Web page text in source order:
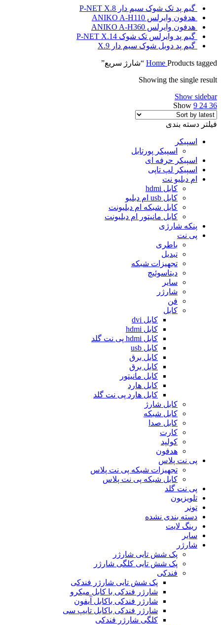
گیم پد تک شوک سیم دار P-NET X.8
هدفون وایرلس ANIKO A-H110
هدفون وایرلس ANIKO A-H360
گیم پد وایرلس تک شوک P-NET X.14
گیم پد دوبل شوک سیم دار X.9
Home Products tagged “شارژ سریع”
Showing the single result
Show sidebar
Show 9 24 36
فیلتر دسته بندی
اسپیکر
اسپیکر پورتابل
اسپیکر حرفه ای
اسپیکر لپ تاپی
ام دبلیو نت
کابل hdmi
کابل usb ام دبلیو
کابل شبکه ام دبلیونت
کابل مانیتور ام دبلیونت
پنکه شارژی
پی نت
باطری
تبدیل
تجهیزات شبکه
دیتاسوئیچ
سایر
شارژر
فن
کابل
کابل dvi
کابل hdmi
کابل hdmi پی نت گلد
کابل usb
کابل برق
کابل برق
کابل مانیتور
کابل هارد
کابل هارد پی نت گلد
کابل شارژ
کابل شبکه
کابل صدا
کارت
کولپد
هدفون
پی نت پلاس
تجهیزات شبکه پی نت پلاس
کابل شبکه پی نت پلاس
پی نت گلد
تلویزیون
تونر
دسته بندی نشده
رینگ لایت
سایر
شارژر
پک شش تایی شارژر
پک شش تایی کلگی شارژر
فندکی
پک شش تایی شارژر فندکی
شارژر فندکی با کابل میکرو
شارژر فندکی باکابل آیفون
شارژر فندکی باکابل تایپ سی
کلگی شارژر فندکی